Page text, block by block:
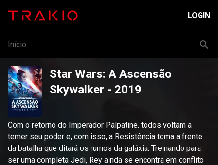
LOGIN
Início
Star Wars: A Ascensão
Skywalker - 2019
Com o retorno do Imperador Palpatine, todos voltam a
temer seu poder e, com isso, a Resistência toma a frente
da batalha que ditará os rumos da galáxia. Treinando para
ser uma completa Jedi, Rey ainda se encontra em conflito